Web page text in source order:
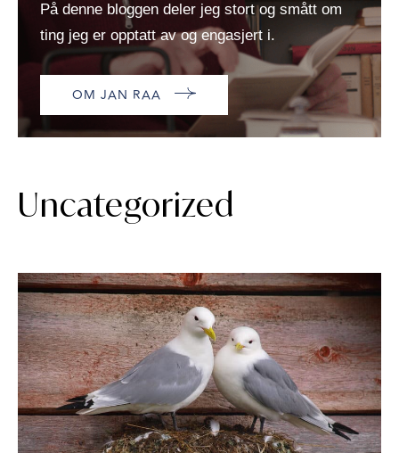
På denne bloggen deler jeg stort og smått om
ting jeg er opptatt av og engasjert i.
OM JAN RAA
Uncategorized